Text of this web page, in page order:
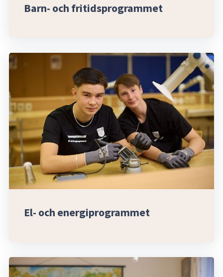
Barn- och fritidsprogrammet
El- och energiprogrammet